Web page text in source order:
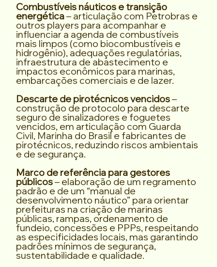
Combustíveis náuticos e transição
energética– articulação com Petrobras e
outros players para acompanhar e
influenciar a agenda de combustíveis
mais limpos (como biocombustíveis e
hidrogênio), adequações regulatórias,
infraestrutura de abastecimento e
impactos econômicos para marinas,
embarcações comerciais e de lazer.
Descarte de pirotécnicos vencidos–
construção de protocolo para descarte
seguro de sinalizadores e foguetes
vencidos, em articulação com Guarda
Civil, Marinha do Brasil e fabricantes de
pirotécnicos, reduzindo riscos ambientais
e de segurança.
Marco de referência para gestores
públicos– elaboração de um regramento
padrão e de um “manual de
desenvolvimento náutico” para orientar
prefeituras na criação de marinas
públicas, rampas, ordenamento de
fundeio, concessões e PPPs, respeitando
as especificidades locais, mas garantindo
padrões mínimos de segurança,
sustentabilidade e qualidade.